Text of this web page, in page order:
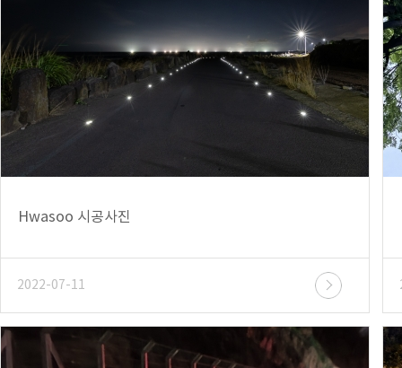
Hwasoo 시공사진
2022-07-11